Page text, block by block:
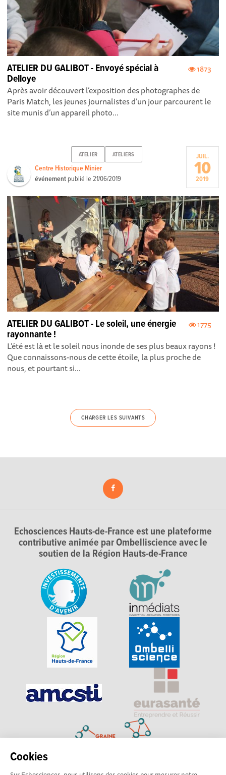
Cookies
1873
ATELIER DU GALIBOT - Envoyé spécial à
Delloye
Après avoir découvert l’exposition des photographes de
Paris Match, les jeunes journalistes d’un jour parcourent le
site munis d’un appareil photo...
ATELIER ATELIERS
Centre Historique Minier
événement publié le21/06/2019
JUIL.
10
2019
1775
ATELIER DU GALIBOT - Le soleil, une énergie
rayonnante !
L’été est là et le soleil nous inonde de ses plus beaux rayons !
Que connaissons-nous de cette étoile, la plus proche de
nous, et pourtant si...
CHARGER LES SUIVANTS
Echosciences Hauts-de-France est une plateforme
contributive animée par Ombelliscience avec le
soutien de la Région Hauts-de-France